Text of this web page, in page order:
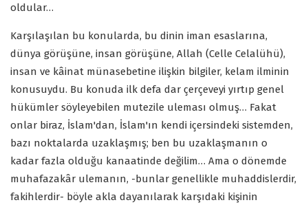
oldular…
Karşılaşılan bu konularda, bu dinin iman esaslarına,
dünya görüşüne, insan görüşüne, Allah (Celle Celalühü),
insan ve kâinat münasebetine ilişkin bilgiler, kelam ilminin
konusuydu. Bu konuda ilk defa dar çerçeveyi yırtıp genel
hükümler söyleyebilen mutezile uleması olmuş… Fakat
onlar biraz, İslam'dan, İslam'ın kendi içersindeki sistemden,
bazı noktalarda uzaklaşmış; ben bu uzaklaşmanın o
kadar fazla olduğu kanaatinde değilim… Ama o dönemde
muhafazakâr ulemanın, -bunlar genellikle muhaddislerdir,
fakihlerdir- böyle akla dayanılarak karşıdaki kişinin